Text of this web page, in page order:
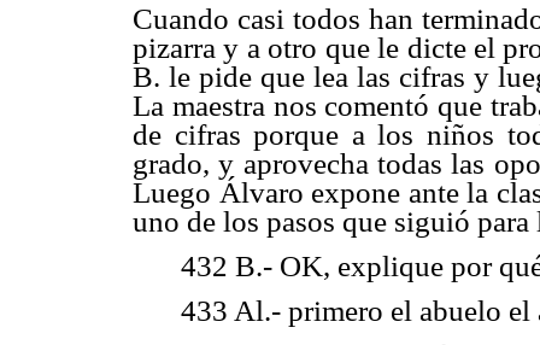
Cuando casi todos han
pizarra y a otro que le dicte el
B. le pide que lea las cifras y
La maestra nos comentó que
de cifras porque a los niños
grado, y aprovecha todas las
Luego Álvaro expone ante la
uno de los pasos que siguió
432 B.- OK, explique por
433 Al.- primero el abuelo